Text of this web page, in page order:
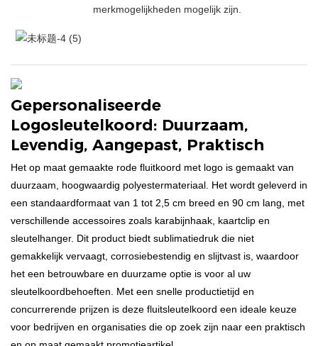
merkmogelijkheden mogelijk zijn.
Gepersonaliseerde
Logosleutelkoord: Duurzaam,
Levendig, Aangepast, Praktisch
Het op maat gemaakte rode fluitkoord met logo is gemaakt van
duurzaam, hoogwaardig polyestermateriaal. Het wordt geleverd in
een standaardformaat van 1 tot 2,5 cm breed en 90 cm lang, met
verschillende accessoires zoals karabijnhaak, kaartclip en
sleutelhanger. Dit product biedt sublimatiedruk die niet
gemakkelijk vervaagt, corrosiebestendig en slijtvast is, waardoor
het een betrouwbare en duurzame optie is voor al uw
sleutelkoordbehoeften. Met een snelle productietijd en
concurrerende prijzen is deze fluitsleutelkoord een ideale keuze
voor bedrijven en organisaties die op zoek zijn naar een praktisch